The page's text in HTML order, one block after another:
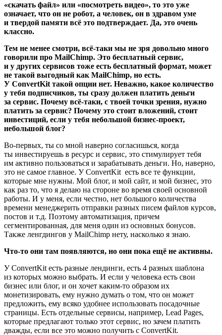
«скачать файл» или «посмотреть видео», то это уже
означает, что он не робот, а человек, он в здравом уме
и твердой памяти всё это подтверждает. Да, это очень
классно.
Тем не менее смотри, всё-таки мы не зря довольно много
говорили про MailChimp. Это бесплатный сервис,
и у других сервисов тоже есть бесплатный формат, может
не такой выгодный как MailChimp, но есть.
У ConvertKit такой опции нет. Неважно, какое количество
у тебя подписчиков, ты сразу должен платить деньги
за сервис. Почему всё-таки, с твоей точки зрения, нужно
платить за сервис? Почему это стоит вложений, стоит
инвестиций, если у тебя небольшой бизнес-проект,
небольшой блог?
Во-первых, ты со мной наверно согласишься, когда
ты инвестируешь в ресурс и сервис, это стимулирует тебя
им активно пользоваться и зарабатывать деньги. Но, наверно,
это не самое главное. У ConvertKit есть все те функции,
которые мне нужны. Мой блог, и мой сайт, и мой бизнес, это
как раз то, что я делаю на стороне во время своей основной
работы. И у меня, если честно, нет большого количества
времени менеджерить отправки разных писем файлов курсов,
постов и т.д. Поэтому автоматизация, причем
сегментированная, для меня один из основных бонусов.
Также ленгдингов у MailChimp нету, насколько я знаю.
Что-то они там появляются, но они пока ещё не активны.
У ConvertKit есть разные лендинги, есть 4 разных шаблона
из которых можно выбрать. И если у человека есть свои
бизнес или блог, и он хочет каким-то образом их
монетизировать, ему нужно думать о том, что он может
предложить, ему всяко удобнее использовать посадочные
страницы. Есть отдельные сервисы, например, Lead Pages,
которые предлагают только этот сервис, но зачем платить
дважды, если все это можно получить с ConvertKit.